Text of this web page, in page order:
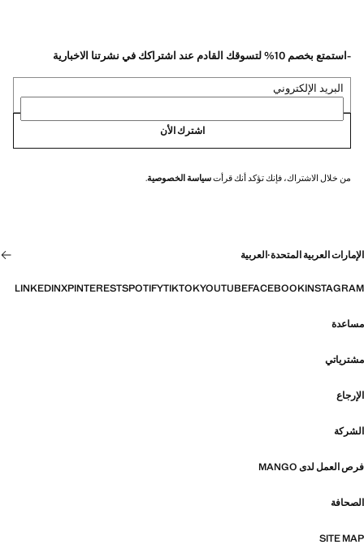
-استمتع بخصم 10% لتسوقك القادم عند اشتراكك في نشرتنا الاخبارية
البريد الإلكتروني
اشترك الأن
من خلال الاشتراك، فإنك تؤكد أنك قرأتسياسة الخصوصية.
الإمارات العربية المتحدة·العربية
INSTAGRAM
FACEBOOK
YOUTUBE
TIKTOK
SPOTIFY
PINTEREST
X
LINKEDIN
مساعدة
مشترياتي
الإرجاع
الشركة
فرص العمل لدى MANGO
الصحافة
SITE MAP